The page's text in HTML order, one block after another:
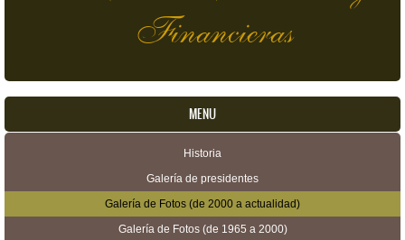
Financieras
MENU
Historia
Galería de presidentes
Galería de Fotos (de 2000 a actualidad)
Galería de Fotos (de 1965 a 2000)